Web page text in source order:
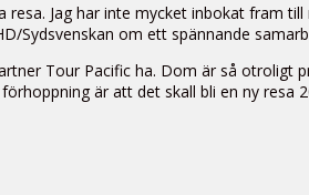
Jag har inte mycket inbokat fram
Sydsvenskan om ett spännande
Tour Pacific ha. Dom är så
är att det skall bli en ny resa